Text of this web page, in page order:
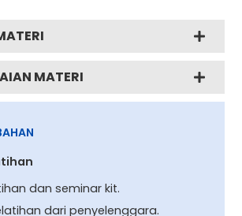
MATERI
dan seminar kit.
dari penyelenggara.